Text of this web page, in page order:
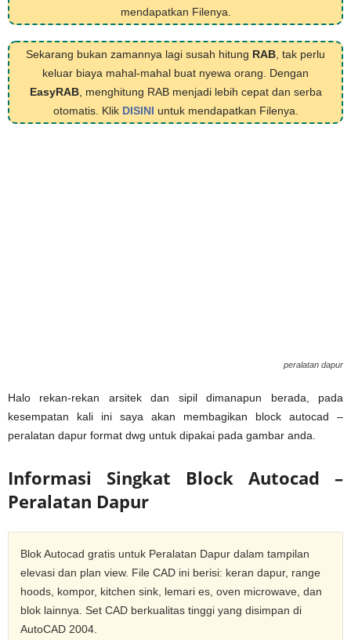
mendapatkan Filenya.
Sekarang bukan zamannya lagi susah hitung RAB , tak perlu
keluar biaya mahal-mahal buat nyewa orang. Dengan
EasyRAB, menghitung RAB menjadi lebih cepat dan serba
otomatis. Klik DISINI untuk mendapatkan Filenya.
peralatan dapur
Halo rekan-rekan arsitek dan sipil dimanapun berada, pada
kesempatan kali ini saya akan membagikan block autocad –
peralatan dapur format dwg untuk dipakai pada gambar anda.
Informasi Singkat Block Autocad –
Peralatan Dapur
Blok Autocad gratis untuk Peralatan Dapur dalam tampilan
elevasi dan plan view. File CAD ini berisi: keran dapur, range
hoods, kompor, kitchen sink, lemari es, oven microwave, dan
blok lainnya. Set CAD berkualitas tinggi yang disimpan di
AutoCAD 2004.